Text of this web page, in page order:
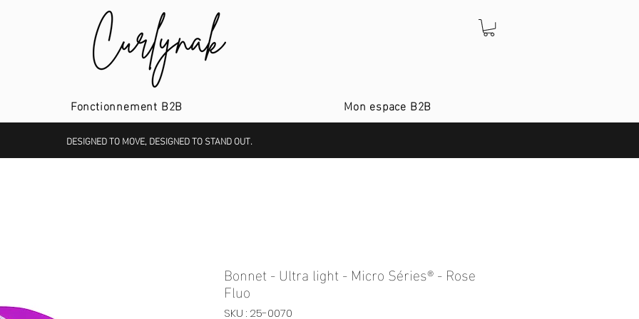
Fonctionnement B2B Mon espace B2B
DESIGNED TO MOVE, DESIGNED TO STAND OUT.
Bonnet - Ultra light - Micro Séries® - Rose
Fluo
SKU : 25-0070